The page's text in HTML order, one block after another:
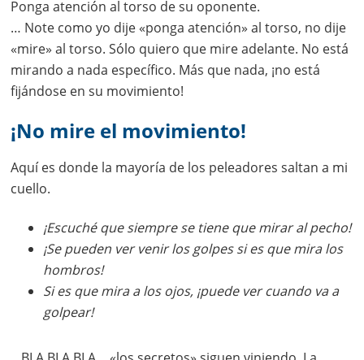
Ponga atención al torso de su oponente.
… Note como yo dije «ponga atención» al torso, no dije
«mire» al torso. Sólo quiero que mire adelante. No está
mirando a nada específico. Más que nada, ¡no está
fijándose en su movimiento!
¡No mire el movimiento!
Aquí es donde la mayoría de los peleadores saltan a mi
cuello.
¡Escuché que siempre se tiene que mirar al pecho!
¡Se pueden ver venir los golpes si es que mira los
hombros!
Si es que mira a los ojos, ¡puede ver cuando va a
golpear!